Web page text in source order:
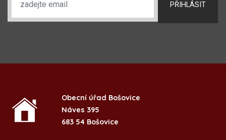
PŘIHLÁSIT
Obecní úřad Bošovice
Náves 395
683 54 Bošovice